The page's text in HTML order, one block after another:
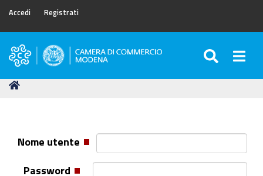
Accedi Registrati
Camera
Commercio
Tu
Nome utente
Password